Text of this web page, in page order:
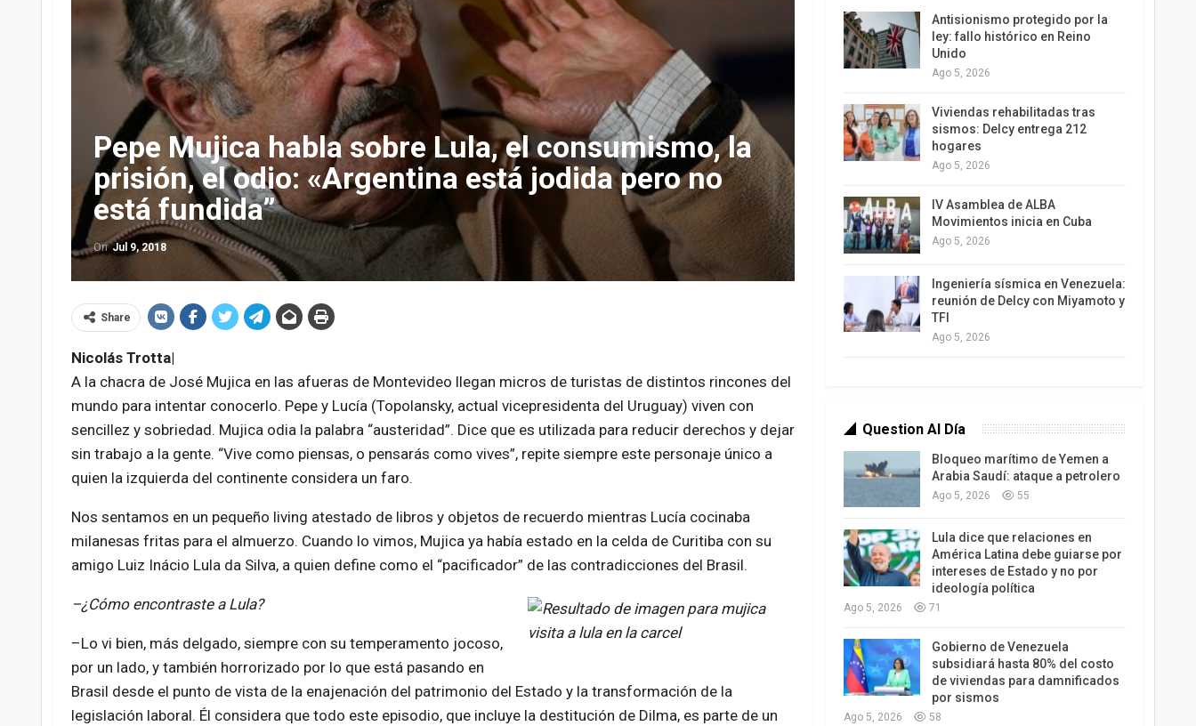
Pepe Mujica habla sobre Lula, el consumismo, la
prisión, el odio: «Argentina está jodida pero no
está fundida”
OnJul 9, 2018
Share
Nicolás Trotta|
A la chacra de José Mujica en las afueras de Montevideo llegan micros de turistas de distintos rincones del
mundo para intentar conocerlo. Pepe y Lucía (Topolansky, actual vicepresidenta del Uruguay) viven con
sencillez y sobriedad. Mujica odia la palabra “austeridad”. Dice que es utilizada para reducir derechos y dejar
sin trabajo a la gente. “Vive como piensas, o pensarás como vives”, repite siempre este personaje único a
quien la izquierda del continente considera un faro.
Nos sentamos en un pequeño living atestado de libros y objetos de recuerdo mientras Lucía cocinaba
milanesas fritas para el almuerzo. Cuando lo vimos, Mujica ya había estado en la celda de Curitiba con su
amigo Luiz Inácio Lula da Silva, a quien define como el “pacificador” de las contradicciones del Brasil.
–¿Cómo encontraste a Lula?
–Lo vi bien, más delgado, siempre con su temperamento jocoso,
por un lado, y también horrorizado por lo que está pasando en
Brasil desde el punto de vista de la enajenación del patrimonio del Estado y la transformación de la
legislación laboral. Él considera que todo este episodio, que incluye la destitución de Dilma, es parte de un
Antisionismo protegido por la
ley: fallo histórico en Reino
Unido
Ago 5, 2026
Viviendas rehabilitadas tras
sismos: Delcy entrega 212
hogares
Ago 5, 2026
IV Asamblea de ALBA
Movimientos inicia en Cuba
Ago 5, 2026
Ingeniería sísmica en Venezuela:
reunión de Delcy con Miyamoto y
TFI
Ago 5, 2026
Question Al Día
Bloqueo marítimo de Yemen a
Arabia Saudí: ataque a petrolero
Ago 5, 2026 55
Lula dice que relaciones en
América Latina debe guiarse por
intereses de Estado y no por
ideología política
Ago 5, 2026 71
Gobierno de Venezuela
subsidiará hasta 80% del costo
de viviendas para damnificados
por sismos
Ago 5, 2026 58